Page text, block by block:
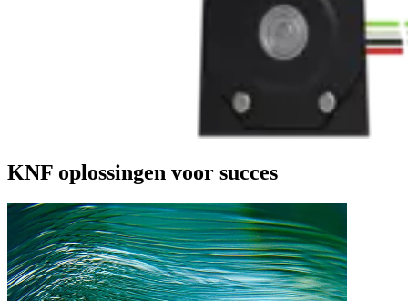
KNF oplossingen voor succes